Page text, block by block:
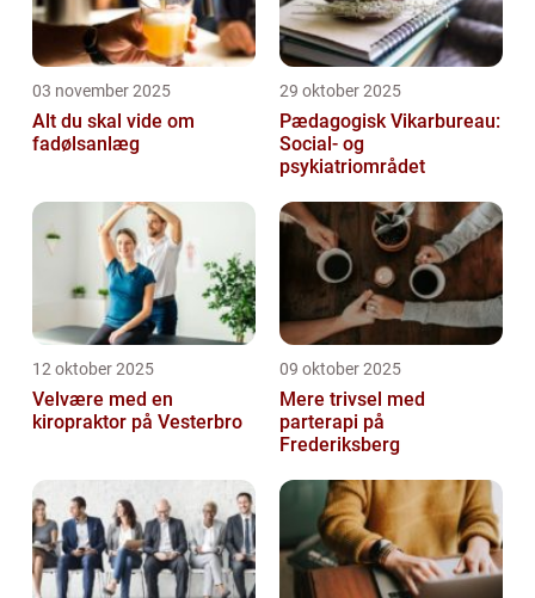
03 november 2025
Alt du skal vide om
fadølsanlæg
29 oktober 2025
Pædagogisk Vikarbureau:
Social- og
psykiatriområdet
12 oktober 2025
Velvære med en
kiropraktor på Vesterbro
09 oktober 2025
Mere trivsel med
parterapi på
Frederiksberg